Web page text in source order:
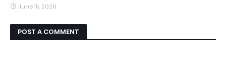
June 15, 2026
POST A COMMENT